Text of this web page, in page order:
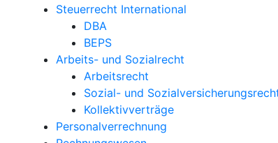
Steuerrecht International
DBA
BEPS
Arbeits- und Sozialrecht
Arbeitsrecht
Sozial- und
Kollektivverträge
Personalverrechnung